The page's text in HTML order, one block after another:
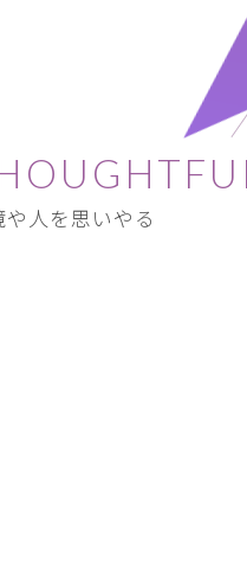
や人を思いやる